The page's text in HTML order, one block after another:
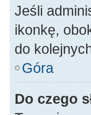
Jeśli
ikonkę,
do
Góra
Do czego